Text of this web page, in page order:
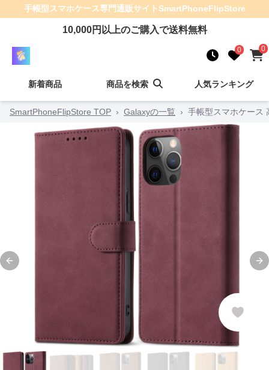
手帳型スマホケース専門通販サイトSmartPhoneFlipStore
10,000円以上のご購入で送料無料
0 0
新着商品 商品を検索 人気ランキング
SmartPhoneFlipStore TOP › Galaxyの一覧 › 手帳型スマホケース
Previous slide